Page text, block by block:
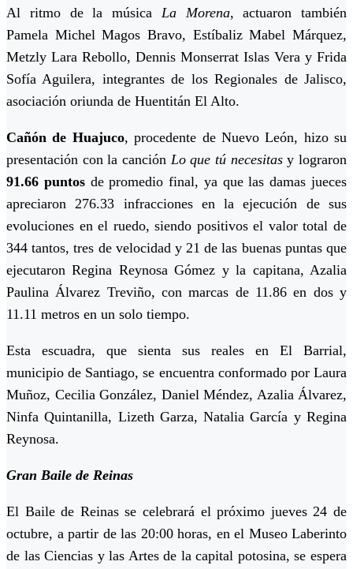
Al ritmo de la música La Morena, actuaron también
Pamela Michel Magos Bravo, Estíbaliz Mabel Márquez,
Metzly Lara Rebollo, Dennis Monserrat Islas Vera y Frida
Sofía Aguilera, integrantes de los Regionales de Jalisco,
asociación oriunda de Huentitán El Alto.
Cañón de Huajuco, procedente de Nuevo León, hizo su
presentación con la canción Lo que tú necesitasy lograron
91.66 puntosde promedio final, ya que las damas jueces
apreciaron 276.33 infracciones en la ejecución de sus
evoluciones en el ruedo, siendo positivos el valor total de
344 tantos, tres de velocidad y 21 de las buenas puntas que
ejecutaron Regina Reynosa Gómez y la capitana, Azalia
Paulina Álvarez Treviño, con marcas de 11.86 en dos y
11.11 metros en un solo tiempo.
Esta escuadra, que sienta sus reales en El Barrial,
municipio de Santiago, se encuentra conformado por Laura
Muñoz, Cecilia González, Daniel Méndez, Azalia Álvarez,
Ninfa Quintanilla, Lizeth Garza, Natalia García y Regina
Reynosa.
Gran Baile de Reinas
El Baile de Reinas se celebrará el próximo jueves 24 de
octubre, a partir de las 20:00 horas, en el Museo Laberinto
de las Ciencias y las Artes de la capital potosina, se espera